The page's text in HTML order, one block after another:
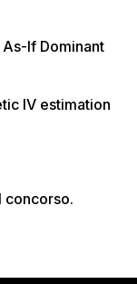
If Dominant
IV estimation
concorso.